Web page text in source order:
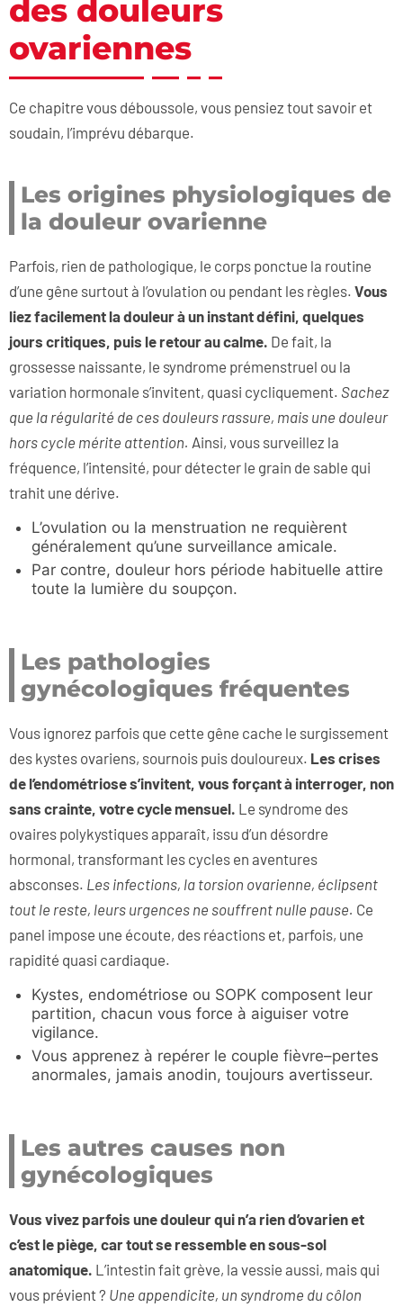
des douleurs
ovariennes
Ce chapitre vous déboussole, vous pensiez tout savoir et
soudain, l’imprévu débarque.
Les origines physiologiques de
la douleur ovarienne
Parfois, rien de pathologique, le corps ponctue la routine
d’une gêne surtout à l’ovulation ou pendant les règles. Vous
liez facilement la douleur à un instant défini, quelques
jours critiques, puis le retour au calme. De fait, la
grossesse naissante, le syndrome prémenstruel ou la
variation hormonale s’invitent, quasi cycliquement. Sachez
que la régularité de ces douleurs rassure, mais une douleur
hors cycle mérite attention. Ainsi, vous surveillez la
fréquence, l’intensité, pour détecter le grain de sable qui
trahit une dérive.
L’ovulation ou la menstruation ne requièrent
généralement qu’une surveillance amicale.
Par contre, douleur hors période habituelle attire
toute la lumière du soupçon.
Les pathologies
gynécologiques fréquentes
Vous ignorez parfois que cette gêne cache le surgissement
des kystes ovariens, sournois puis douloureux. Les crises
de l’endométriose s’invitent, vous forçant à interroger, non
sans crainte, votre cycle mensuel. Le syndrome des
ovaires polykystiques apparaît, issu d’un désordre
hormonal, transformant les cycles en aventures
absconses. Les infections, la torsion ovarienne, éclipsent
tout le reste, leurs urgences ne souffrent nulle pause. Ce
panel impose une écoute, des réactions et, parfois, une
rapidité quasi cardiaque.
Kystes, endométriose ou SOPK composent leur
partition, chacun vous force à aiguiser votre
vigilance.
Vous apprenez à repérer le couple fièvre–pertes
anormales, jamais anodin, toujours avertisseur.
Les autres causes non
gynécologiques
Vous vivez parfois une douleur qui n’a rien d’ovarien et
c’est le piège, car tout se ressemble en sous-sol
anatomique. L’intestin fait grève, la vessie aussi, mais qui
vous prévient ? Une appendicite, un syndrome du côlon